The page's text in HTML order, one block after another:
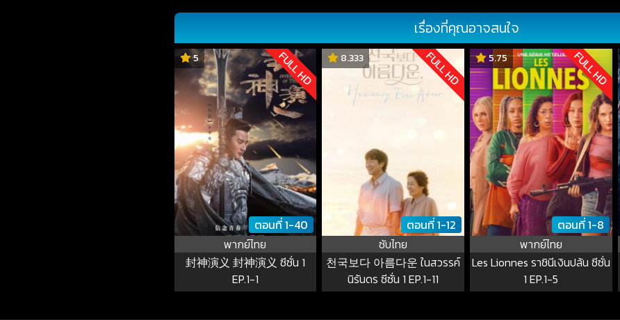
เรื่องที่คุณอาจสนใจ
5 FULL HD
ตอนที่ 1-40
พากย์ไทย
封神演义 封神演义 ซีซั่น 1
EP.1-1
8.333 FULL HD
ตอนที่ 1-12
ซับไทย
천국보다 아름다운 ในสวรรค์
นิรันดร ซีซั่น 1 EP.1-11
5.75 FULL HD
ตอนที่ 1-8
พากย์ไทย
Les Lionnes ราชินีเงินปล้น ซีซั่น
1 EP.1-5